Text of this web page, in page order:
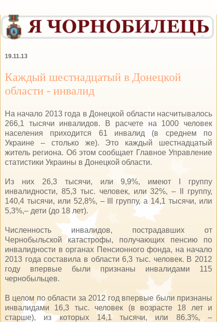
19.11.13
Каждый шестнадцатый в Донецкой
области - инвалид
На начало 2013 года в Донецкой области насчитывалось
266,1 тысячи инвалидов. В расчете на 1000 человек
населения приходится 61 инвалид (в среднем по
Украине – столько же). Это каждый шестнадцатый
житель региона. Об этом сообщает Главное Управление
статистики Украины в Донецкой области.
Из них 26,3 тысячи, или 9,9%, имеют I группу
инвалидности, 85,3 тыс. человек, или 32%, – II группу,
140,4 тысячи, или 52,8%, – III группу, а 14,1 тысячи, или
5,3%,– дети (до 18 лет).
Численность инвалидов, пострадавших от
Чернобыльской катастрофы, получающих пенсию по
инвалидности в органах Пенсионного фонда, на начало
2013 года составила в области 6,3 тыс. человек. В 2012
году впервые были признаны инвалидами 115
чернобыльцев.
В целом по области за 2012 год впервые были признаны
инвалидами 16,3 тыс. человек (в возрасте 18 лет и
старше), из которых 14,1 тысячи, или 86,3%, –